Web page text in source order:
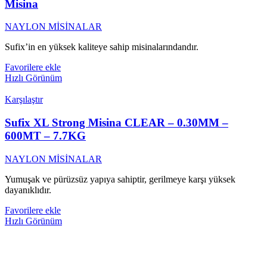
Misina
NAYLON MİSİNALAR
Sufix’in en yüksek kaliteye sahip misinalarındandır.
Favorilere ekle
Hızlı Görünüm
Karşılaştır
Sufix XL Strong Misina CLEAR – 0.30MM –
600MT – 7.7KG
NAYLON MİSİNALAR
Yumuşak ve pürüzsüz yapıya sahiptir, gerilmeye karşı yüksek
dayanıklıdır.
Favorilere ekle
Hızlı Görünüm